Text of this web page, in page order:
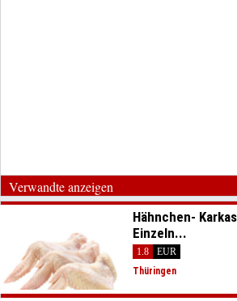
Verwandte anzeigen
Hähnchen-
Einzeln...
1.8
EUR
Thüringen